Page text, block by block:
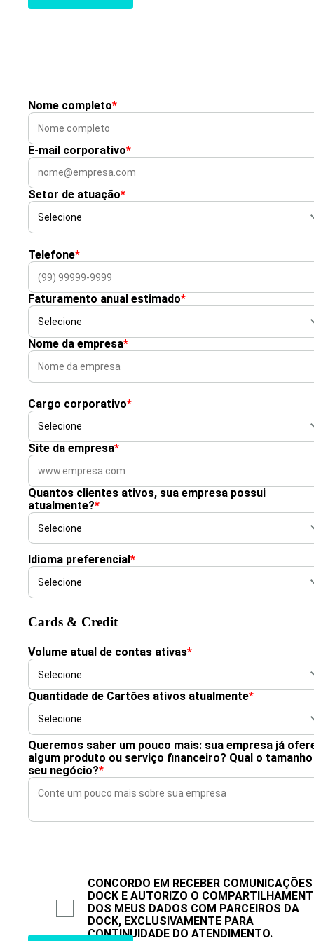
Nome completo*
E-mail corporativo*
Setor de atuação*
Telefone*
Faturamento anual estimado*
Nome da empresa*
Cargo corporativo*
Site da empresa*
Quantos clientes ativos, sua empresa possui
atualmente?*
Idioma preferencial *
Cards & Credit
Volume atual de contas ativas*
Quantidade de Cartões ativos atualmente*
Queremos saber um pouco mais: sua empresa já
algum produto ou serviço financeiro? Qual o
seu negócio?*
CONCORDO EM RECEBER
DOCK E AUTORIZO O
DOS MEUS DADOS COM PARCEIROS DA
DOCK, EXCLUSIVAMENTE PARA
CONTINUIDADE DO ATENDIMENTO.